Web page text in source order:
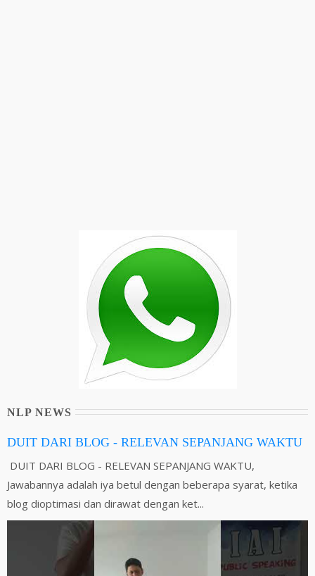
NLP NEWS
DUIT DARI BLOG - RELEVAN SEPANJANG WAKTU
DUIT DARI BLOG - RELEVAN SEPANJANG WAKTU,
Jawabannya adalah iya betul dengan beberapa syarat, ketika
blog dioptimasi dan dirawat dengan ket...